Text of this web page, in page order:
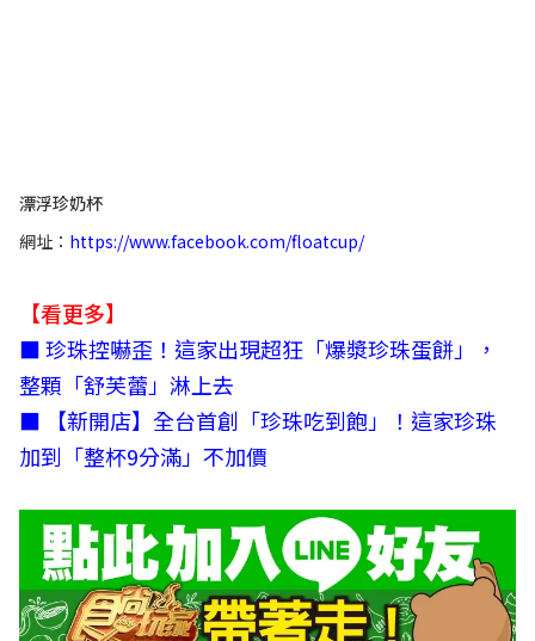
漂浮珍奶杯
網址： https://www.facebook.com/floatcup/
【看更多】
■珍珠控嚇歪！這家出現超狂「爆漿珍珠蛋餅」，
整顆「舒芙蕾」淋上去
■
【新開店】全台首創「珍珠吃到飽」！這家珍珠
加到「整杯9分滿」不加價